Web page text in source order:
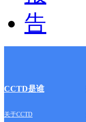
CCTD是谁
关于CCTD